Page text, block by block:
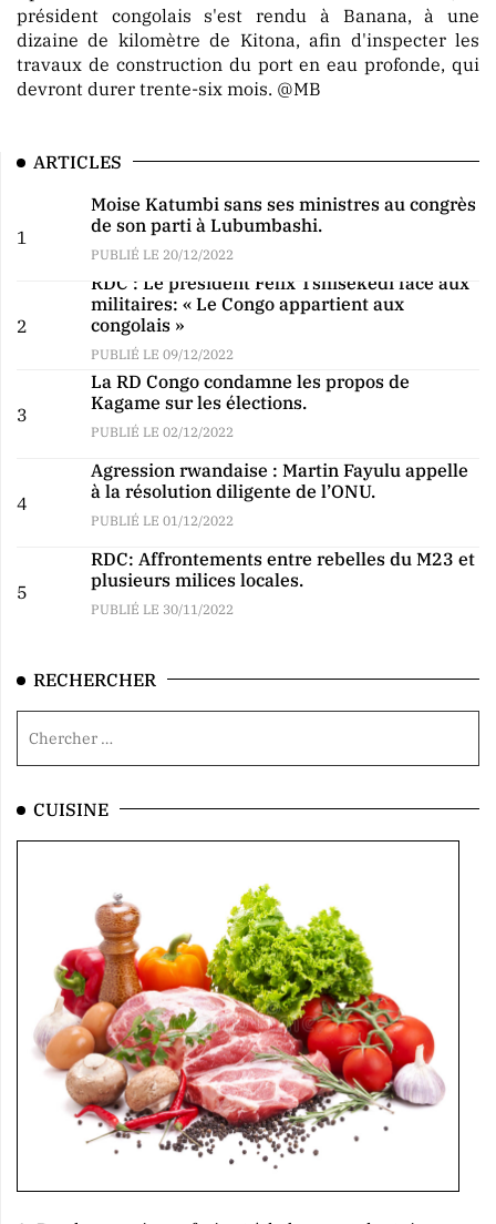
président congolais s'est rendu à Banana, à une
dizaine de kilomètre de Kitona, afin d'inspecter les
travaux de construction du port en eau profonde, qui
devront durer trente-six mois. @MB
ARTICLES
1
Moise Katumbi sans ses ministres au congrès
de son parti à Lubumbashi.
PUBLIÉ LE 20/12/2022
2
RDC : Le président Félix Tshisekedi face aux
militaires: « Le Congo appartient aux
congolais »
PUBLIÉ LE 09/12/2022
3
La RD Congo condamne les propos de
Kagame sur les élections.
PUBLIÉ LE 02/12/2022
4
Agression rwandaise : Martin Fayulu appelle
à la résolution diligente de l’ONU.
PUBLIÉ LE 01/12/2022
5
RDC: Affrontements entre rebelles du M23 et
plusieurs milices locales.
PUBLIÉ LE 30/11/2022
RECHERCHER
CUISINE